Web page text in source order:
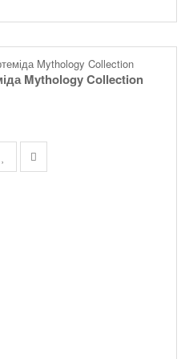
Mythology Collection